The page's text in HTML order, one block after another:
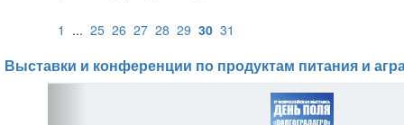
1 ... 25 26 27 28 29 30 31
Выставки и конференции по продуктам питания и